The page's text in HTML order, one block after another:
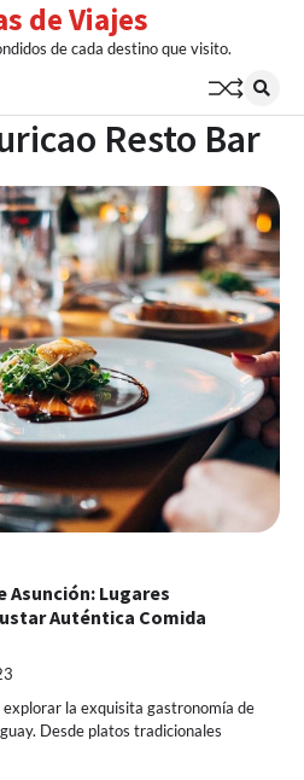
de Viajes
de cada destino que visito.
Resto Bar
Asunción: Lugares
Auténtica Comida
explorar la exquisita gastronomía de
Desde platos tradicionales